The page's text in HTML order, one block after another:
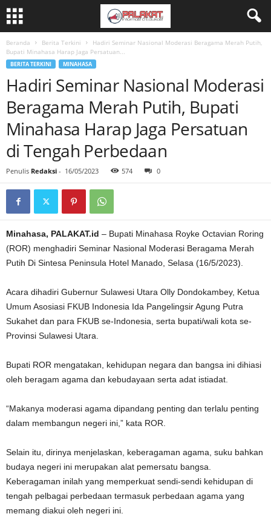
Beranda Berita Terkini
Hadiri Seminar Nasional Moderasi Beragama Merah Putih,
Bupati Minahasa Harap Jaga Persatuan...
BERITA TERKINI MINAHASA
Hadiri Seminar Nasional Moderasi
Beragama Merah Putih, Bupati
Minahasa Harap Jaga Persatuan
di Tengah Perbedaan
Penulis Redaksi - 16/05/2023 574 0
Minahasa, PALAKAT.id – Bupati Minahasa Royke Octavian Roring
(ROR) menghadiri Seminar Nasional Moderasi Beragama Merah
Putih Di Sintesa Peninsula Hotel Manado, Selasa (16/5/2023).
Acara dihadiri Gubernur Sulawesi Utara Olly Dondokambey, Ketua
Umum Asosiasi FKUB Indonesia Ida Pangelingsir Agung Putra
Sukahet dan para FKUB se-Indonesia, serta bupati/wali kota se-
Provinsi Sulawesi Utara.
Bupati ROR mengatakan, kehidupan negara dan bangsa ini dihiasi
oleh beragam agama dan kebudayaan serta adat istiadat.
“Makanya moderasi agama dipandang penting dan terlalu penting
dalam membangun negeri ini,” kata ROR.
Selain itu, dirinya menjelaskan, keberagaman agama, suku bahkan
budaya negeri ini merupakan alat pemersatu bangsa.
Keberagaman inilah yang memperkuat sendi-sendi kehidupan di
tengah pelbagai perbedaan termasuk perbedaan agama yang
memang diakui oleh negeri ini.